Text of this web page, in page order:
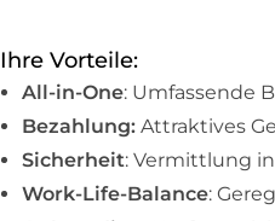
Ihre Vorteile:
All-in-One: Umfassende
Bezahlung: Attraktives
Sicherheit: Vermittlung
Work-Life-Balance: